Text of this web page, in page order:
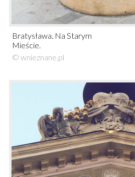
Bratysława. Na Starym
Mieście.
© wnieznane.pl